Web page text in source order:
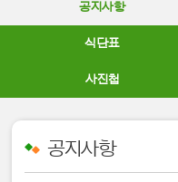
공지사항
식단표
사진첩
공지사항